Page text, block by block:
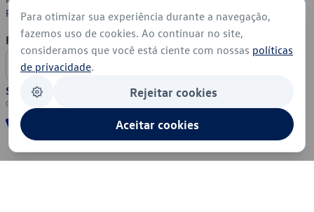
Política de Cookies
Formas de Pagamento
Segurança
Para otimizar sua experiência durante a navegação,
fazemos uso de cookies. Ao continuar no site,
consideramos que você está ciente com nossas políticas
de privacidade.
Rejeitar cookies
Aceitar cookies